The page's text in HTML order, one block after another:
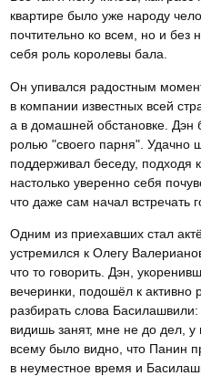
квартире было уже народу
почтительно ко всем, но и без
себя роль королевы бала.
Он упивался радостным
в компании известных всей
а в домашней обстановке. Дэн
ролью "своего парня". Удачно
поддерживал беседу, подходя
настолько уверенно себя
что даже сам начал встречать
Одним из приехавших стал
устремился к Олегу
что то говорить. Дэн,
вечеринки, подошёл к
разбирать слова
видишь занят, мне не до дел,
всему было видно, что Панин
в неуместное время и